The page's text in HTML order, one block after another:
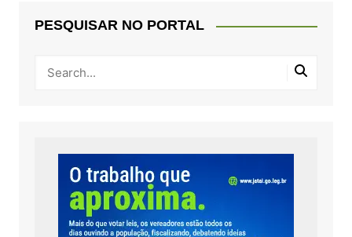
PESQUISAR NO PORTAL